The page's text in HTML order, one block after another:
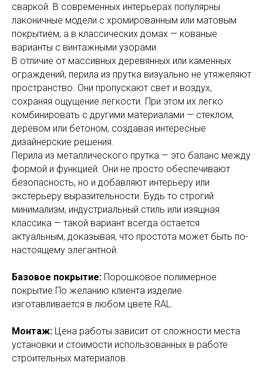
сваркой. В современных интерьерах популярны
лаконичные модели с хромированным или матовым
покрытием, а в классических домах — кованые
варианты с винтажными узорами.
В отличие от массивных деревянных или каменных
ограждений, перила из прутка визуально не утяжеляют
пространство. Они пропускают свет и воздух,
сохраняя ощущение легкости. При этом их легко
комбинировать с другими материалами — стеклом,
деревом или бетоном, создавая интересные
дизайнерские решения.
Перила из металлического прутка — это баланс между
формой и функцией. Они не просто обеспечивают
безопасность, но и добавляют интерьеру или
экстерьеру выразительности. Будь то строгий
минимализм, индустриальный стиль или изящная
классика — такой вариант всегда остается
актуальным, доказывая, что простота может быть по-
настоящему элегантной.
Базовое покрытие: Порошковое полимерное
покрытие.По желанию клиента изделие
изготавливается в любом цвете RAL.
Монтаж: Цена работы зависит от сложности места
установки и стоимости использованных в работе
строительных материалов.